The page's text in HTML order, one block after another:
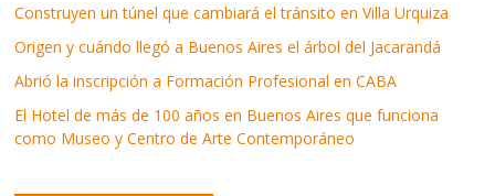
Construyen un túnel que cambiará el tránsito en Villa Urquiza
Origen y cuándo llegó a Buenos Aires el árbol del Jacarandá
Abrió la inscripción a Formación Profesional en CABA
El Hotel de más de 100 años en Buenos Aires que funciona
como Museo y Centro de Arte Contemporáneo